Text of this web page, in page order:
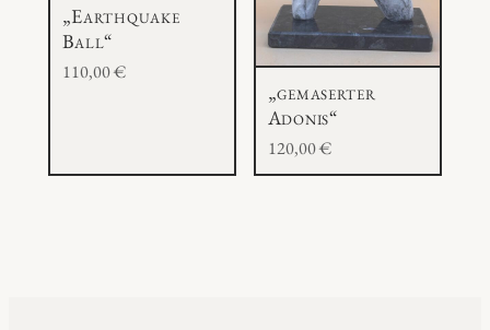
„Earthquake
Ball“
110,00€
„gemaserter
Adonis“
120,00€